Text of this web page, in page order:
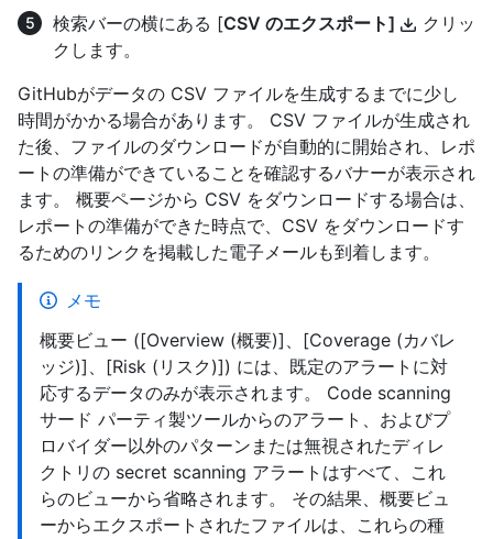
検索バーの横にある [CSV のエクスポート]
クリッ
クします。
GitHubがデータの CSV ファイルを生成するまでに少し
時間がかかる場合があります。 CSV ファイルが生成され
た後、ファイルのダウンロードが自動的に開始され、レポ
ートの準備ができていることを確認するバナーが表示され
ます。 概要ページから CSV をダウンロードする場合は、
レポートの準備ができた時点で、CSV をダウンロードす
るためのリンクを掲載した電子メールも到着します。
メモ
概要ビュー ([Overview (概要)]、[Coverage (カバレ
ッジ)]、[Risk (リスク)]) には、既定のアラートに対
応するデータのみが表示されます。 Code scanning
サード パーティ製ツールからのアラート、およびプ
ロバイダー以外のパターンまたは無視されたディレ
クトリの secret scanning アラートはすべて、これ
らのビューから省略されます。 その結果、概要ビュ
ーからエクスポートされたファイルは、これらの種